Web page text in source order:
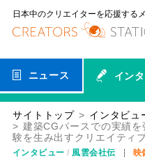
日本中のクリエイターを応援する
ニュース イン
サイトトップ インタビュ
建築CGパースでの実績
験を生み出すクリエイティ
インタビュー 風雲会社伝 映